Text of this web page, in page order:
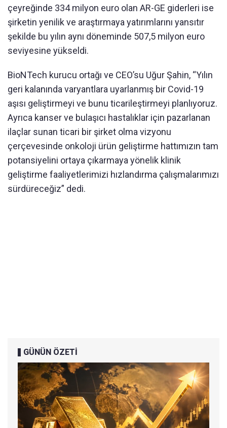
çeyreğinde 334 milyon euro olan AR-GE giderleri ise
şirketin yenilik ve araştırmaya yatırımlarını yansıtır
şekilde bu yılın aynı döneminde 507,5 milyon euro
seviyesine yükseldi.
BioNTech kurucu ortağı ve CEO’su Uğur Şahin, “Yılın
geri kalanında varyantlara uyarlanmış bir Covid-19
aşısı geliştirmeyi ve bunu ticarileştirmeyi planlıyoruz.
Ayrıca kanser ve bulaşıcı hastalıklar için pazarlanan
ilaçlar sunan ticari bir şirket olma vizyonu
çerçevesinde onkoloji ürün geliştirme hattımızın tam
potansiyelini ortaya çıkarmaya yönelik klinik
geliştirme faaliyetlerimizi hızlandırma çalışmalarımızı
sürdüreceğiz” dedi.
GÜNÜN ÖZETİ